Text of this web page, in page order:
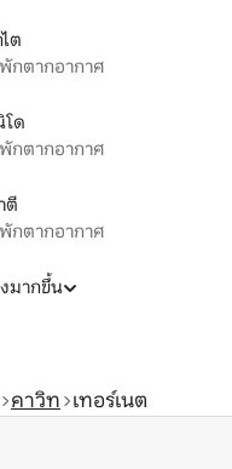
ต
กตากอากาศ
โด
กตากอากาศ
ตี
กตากอากาศ
มากขึ้น
คาวิท เทอร์เนต